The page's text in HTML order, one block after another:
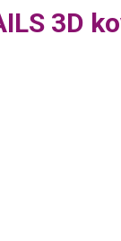
3D